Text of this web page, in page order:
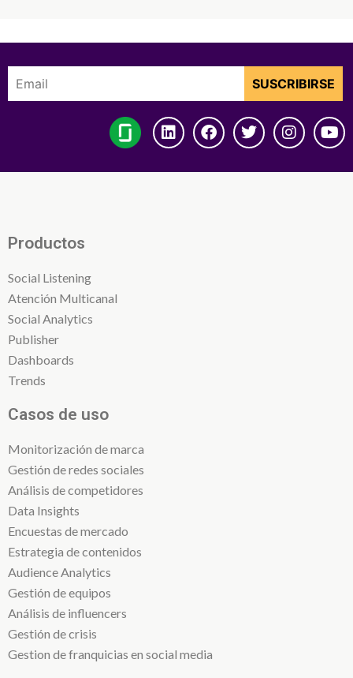
Productos
Social Listening
Atención Multicanal
Social Analytics
Publisher
Dashboards
Trends
Casos de uso
Monitorización de marca
Gestión de redes sociales
Análisis de competidores
Data Insights
Encuestas de mercado
Estrategia de contenidos
Audience Analytics
Gestión de equipos
Análisis de influencers
Gestión de crisis
Gestion de franquicias en social media